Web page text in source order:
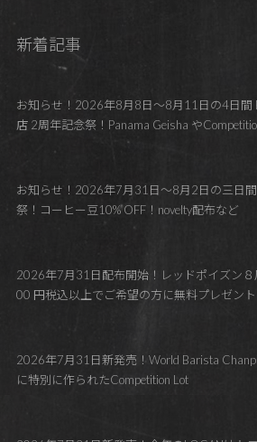
新着記事
お知らせ！2026年8月8日～8月11日の4日間
店 2周年記念祭！Panama Geisha や
お知らせ！2026年7月31日～8月2日の三日
祭！コーヒー豆10% OFF！novelty配布など
2026年7月31日配布開始！レッドポイズン
00 円税込以上でご希望の方に無料プレゼント
2026年7月31日新発売！World Barista
に特別に作られたCompetition Lot